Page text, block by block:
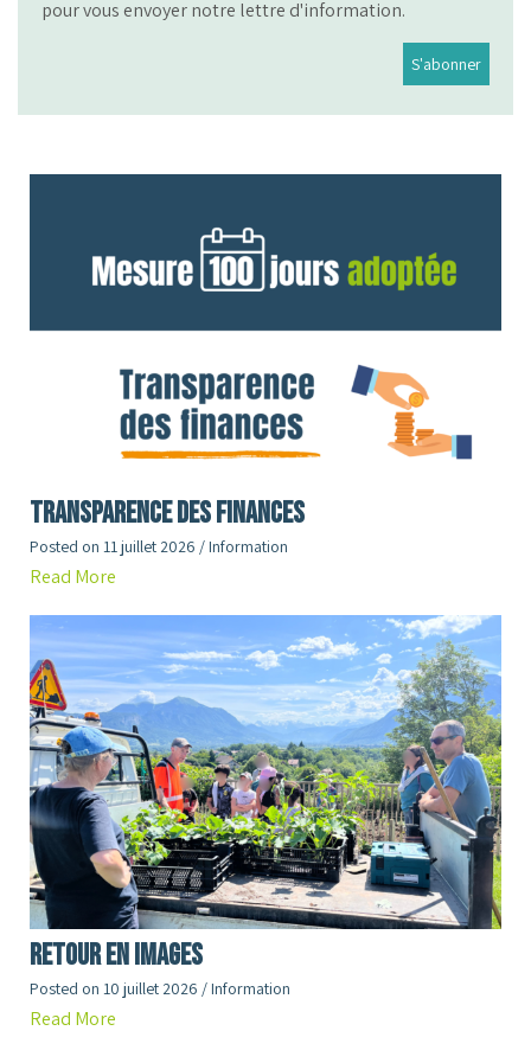
pour vous envoyer notre lettre d'information.
Transparence des finances
Posted on 11 juillet 2026 /Information
Read More
RETOUR en images
Posted on 10 juillet 2026 /Information
Read More